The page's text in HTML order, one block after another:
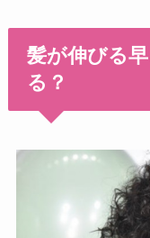
髪が伸びる
る？